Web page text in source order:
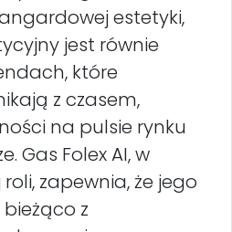
estetyki,
jest równie
które
z czasem,
na pulsie rynku
Gas Folex AI, w
zapewnia, że jego
z